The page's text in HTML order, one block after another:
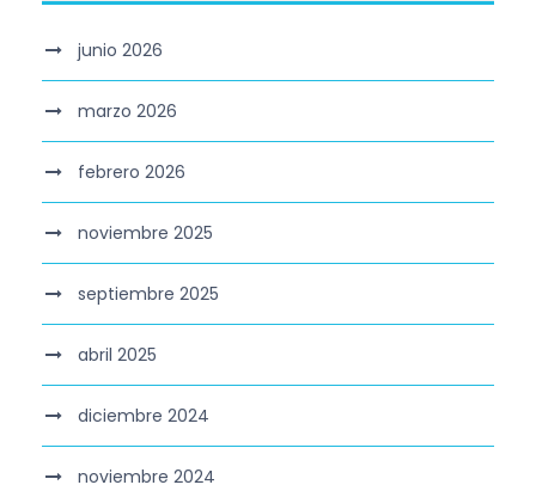
junio 2026
marzo 2026
febrero 2026
noviembre 2025
septiembre 2025
abril 2025
diciembre 2024
noviembre 2024